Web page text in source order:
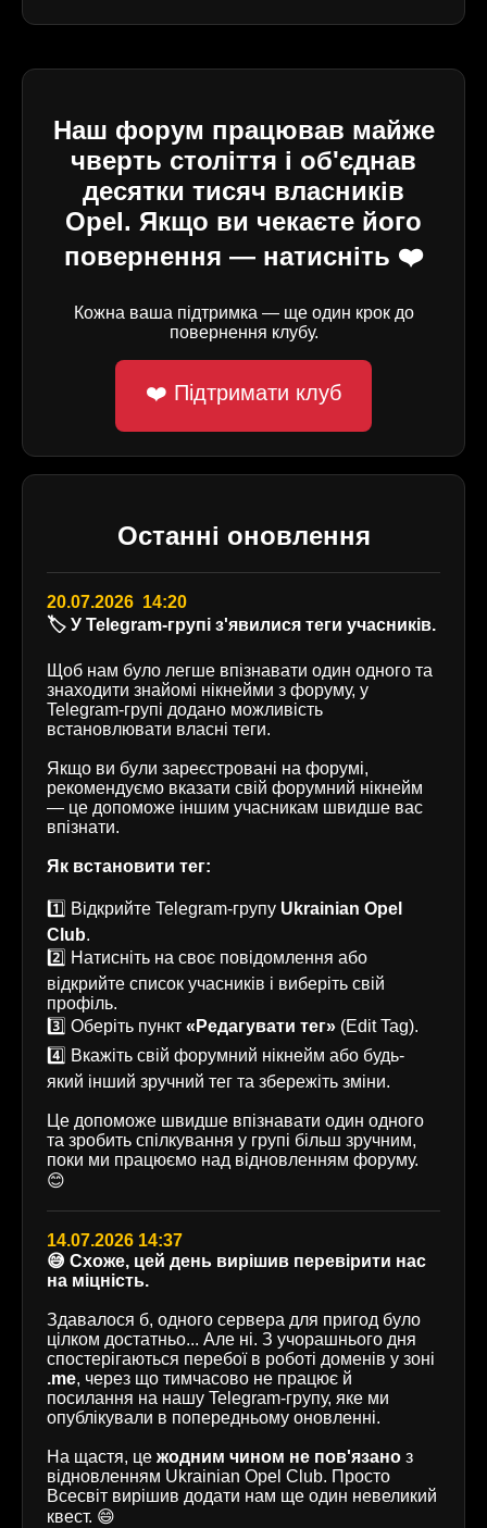
Наш форум працював майже
чверть століття і об'єднав
десятки тисяч власників
Opel. Якщо ви чекаєте його
повернення — натисніть ❤️
Кожна ваша підтримка — ще один крок до
повернення клубу.
❤️ Підтримати клуб
Останні оновлення
20.07.2026 14:20
🏷️ У Telegram-групі з'явилися теги учасників.
Щоб нам було легше впізнавати один одного та
знаходити знайомі нікнейми з форуму, у
Telegram-групі додано можливість
встановлювати власні теги.
Якщо ви були зареєстровані на форумі,
рекомендуємо вказати свій форумний нікнейм
— це допоможе іншим учасникам швидше вас
впізнати.
Як встановити тег:
1️⃣ Відкрийте Telegram-групу Ukrainian Opel
Club.
2️⃣ Натисніть на своє повідомлення або
відкрийте список учасників і виберіть свій
профіль.
3️⃣ Оберіть пункт «Редагувати тег» (Edit Tag).
4️⃣ Вкажіть свій форумний нікнейм або будь-
який інший зручний тег та збережіть зміни.
Це допоможе швидше впізнавати один одного
та зробить спілкування у групі більш зручним,
поки ми працюємо над відновленням форуму.
😊
14.07.2026 14:37
😅 Схоже, цей день вирішив перевірити нас
на міцність.
Здавалося б, одного сервера для пригод було
цілком достатньо... Але ні. З учорашнього дня
спостерігаються перебої в роботі доменів у зоні
.me, через що тимчасово не працює й
посилання на нашу Telegram-групу, яке ми
опублікували в попередньому оновленні.
На щастя, це жодним чином не пов'язано з
відновленням Ukrainian Opel Club. Просто
Всесвіт вирішив додати нам ще один невеликий
квест. 😄